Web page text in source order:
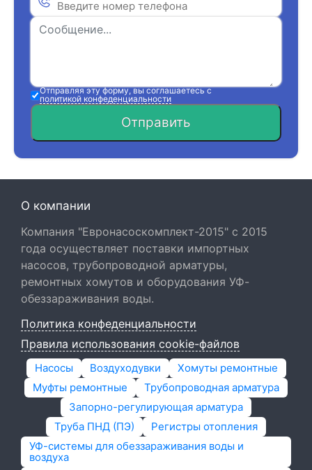
Отправляя эту форму, вы соглашаетесь с
политикой конфеденциальности
Отправить
О компании
Компания "Евронасоскомплект-2015" с 2015
года осуществляет поставки импортных
насосов, трубопроводной арматуры,
ремонтных хомутов и оборудования УФ-
обеззараживания воды.
Политика конфеденциальности
Правила использования cookie-файлов
Насосы Воздуходувки
Хомуты ремонтные
Муфты ремонтные
Трубопроводная арматура
Запорно-регулирующая арматура
Труба ПНД (ПЭ)
Регистры отопления
УФ-системы для обеззараживания воды и
воздуха